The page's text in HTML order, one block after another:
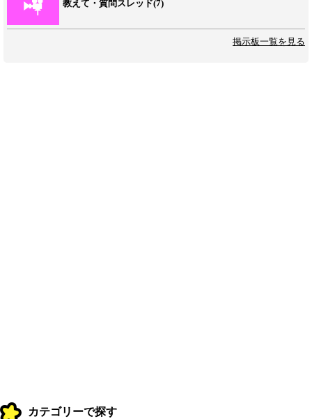
教えて・質問スレッド(7)
掲示板一覧を見る
カテゴリーで探す